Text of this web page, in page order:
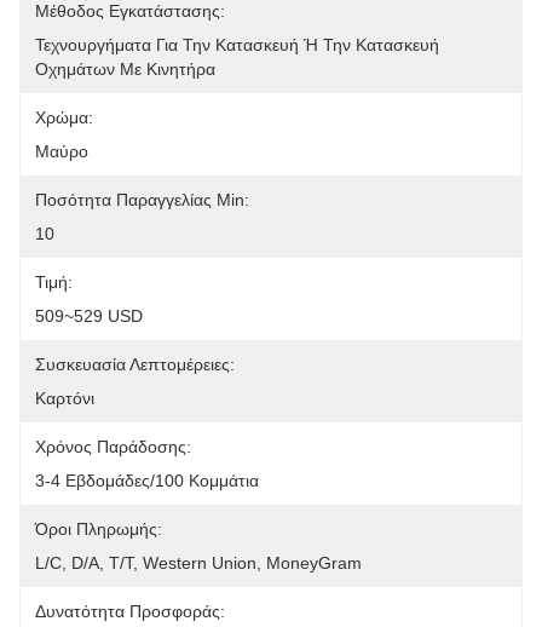
Μέθοδος Εγκατάστασης:
Τεχνουργήματα Για Την Κατασκευή Ή Την Κατασκευή
Οχημάτων Με Κινητήρα
Χρώμα:
Μαύρο
Ποσότητα Παραγγελίας Min:
10
Τιμή:
509~529 USD
Συσκευασία Λεπτομέρειες:
Καρτόνι
Χρόνος Παράδοσης:
3-4 Εβδομάδες/100 Κομμάτια
Όροι Πληρωμής:
L/C, D/A, T/T, Western Union, MoneyGram
Δυνατότητα Προσφοράς: